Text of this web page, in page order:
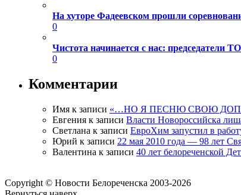
На хуторе Фадеевском прошли
0
Чистота начинается с нас: председатели
0
Комментарии
Имя к записи «…НО Я ПЕСНЮ СВОЮ
Евгения к записи Власти Новороссийска
Светлана к записи ЕвроХим запустил в
Юрий к записи 22 мая 2010 года — 98 лет
Валентина к записи 40 лет белореченской
Copyright © Новости Белореченска 2003-2026